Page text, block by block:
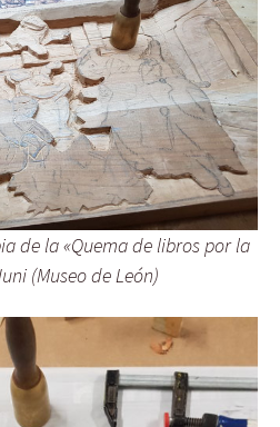
de la «Quema de libros por la
(Museo de León)